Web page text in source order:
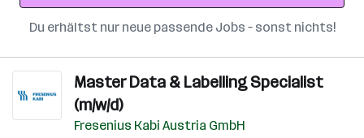
Du erhältst nur neue passende Jobs – sonst nichts!
Master Data & Labelling Specialist
(m/w/d)
Fresenius Kabi Austria GmbH